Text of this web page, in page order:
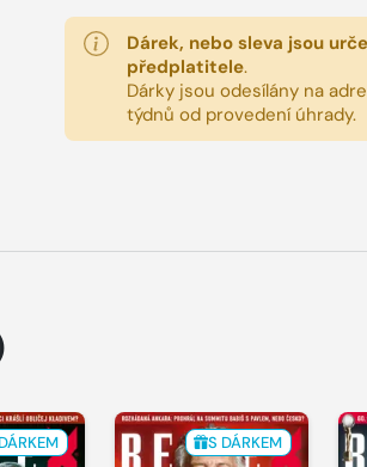
Dárek, nebo sleva jsou
předplatitele.
Dárky jsou odesílány na
týdnů od provedení úhrady.
S DÁRKEM